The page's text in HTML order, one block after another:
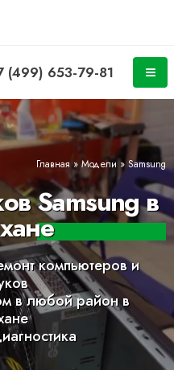
(499) 653-79-81
Главная»Модели»Samsung
Samsung в
компьютеров и
в любой район в